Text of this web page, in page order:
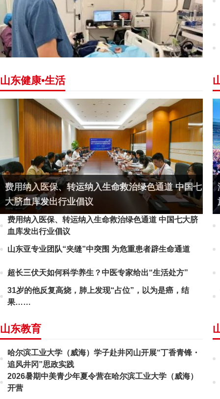
山东健康•生活
费用纳入医保、转运纳入生命救治绿色通道 中国七
大脐血库发出行业倡议
费用纳入医保、转运纳入生命救治绿色通道 中国七大脐
血库发出行业倡议
山东亚专业团队“夹缝”中突围 为危重患者辟生命通道
超长三伏天如何科学养生？中医专家给出“生活处方”
31岁的他反复高烧，肺上发现“占位”，以为是癌，结
果……
山东教育
哈尔滨工业大学（威海）学子赴井冈山开展“丁香青锋・
追风井冈”思政实践
2026暑期中美青少年夏令营在哈尔滨工业大学（威海）
开营